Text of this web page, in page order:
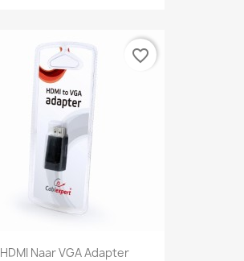
HDMI Naar VGA Adapter
favorite_border